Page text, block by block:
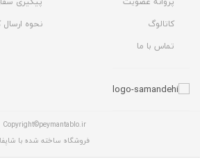
کاتالوگ
نحوه ارسال
تماس با ما
Copyright©peymantablo.ir
فروشگاه ساخته شده با شاپفا